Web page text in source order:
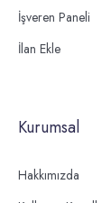
İşveren Paneli
İlan Ekle
Kurumsal
Hakkımızda